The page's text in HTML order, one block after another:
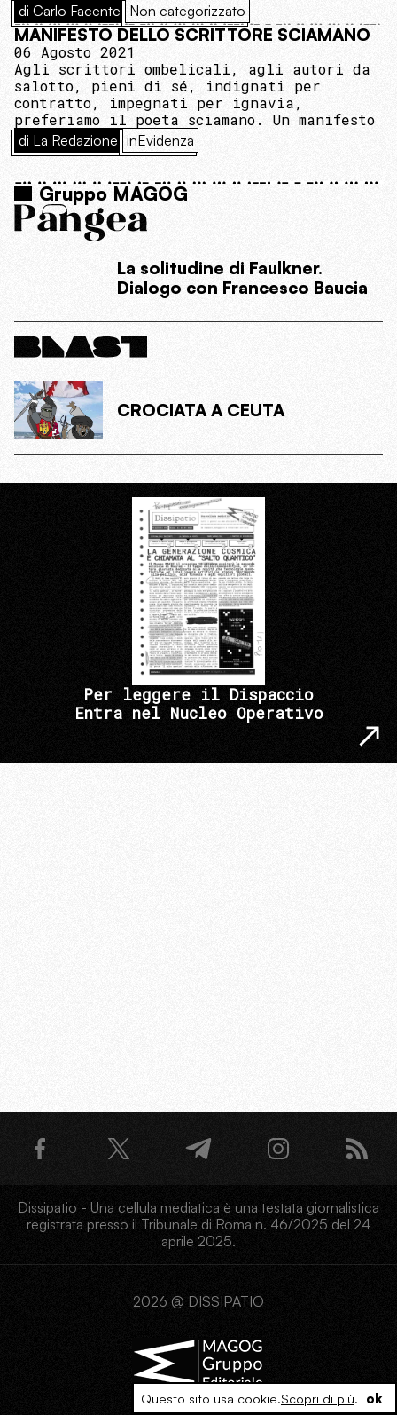
di Carlo Facente Non categorizzato
MANIFESTO DELLO SCRITTORE SCIAMANO
06 Agosto 2021
Agli scrittori ombelicali, agli autori da
salotto, pieni di sé, indignati per
contratto, impegnati per ignavia,
preferiamo il poeta sciamano. Un manifesto
di La Redazione inEvidenza
Gruppo MAGOG
La solitudine di Faulkner.
Dialogo con Francesco Baucia
CROCIATA A CEUTA
Per leggere il Dispaccio
Entra nel Nucleo Operativo
Dissipatio - Una cellula mediatica è una testata giornalistica
registrata presso il Tribunale di Roma n. 46/2025 del 24
aprile 2025.
2026 @ DISSIPATIO
Questo sito usa cookie.Scopri di più. ok